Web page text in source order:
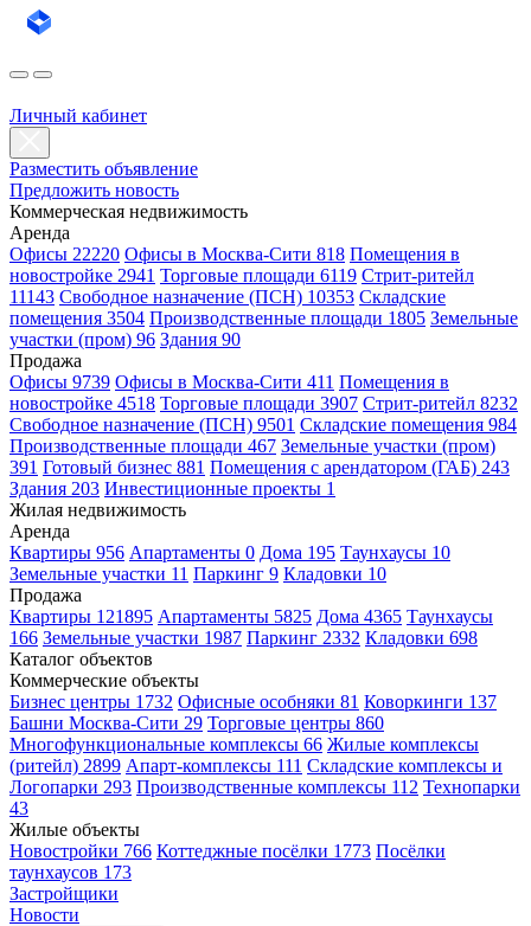
Личный кабинет
Разместить объявление
Предложить новость
Коммерческая недвижимость
Аренда
Офисы 22220 Офисы в Москва-Сити 818 Помещения в
новостройке 2941 Торговые площади 6119 Стрит-ритейл
11143 Свободное назначение (ПСН) 10353 Складские
помещения 3504 Производственные площади 1805 Земельные
участки (пром) 96 Здания 90
Продажа
Офисы 9739 Офисы в Москва-Сити 411 Помещения в
новостройке 4518 Торговые площади 3907 Стрит-ритейл 8232
Свободное назначение (ПСН) 9501 Складские помещения 984
Производственные площади 467 Земельные участки (пром)
391 Готовый бизнес 881 Помещения с арендатором (ГАБ) 243
Здания 203 Инвестиционные проекты 1
Жилая недвижимость
Аренда
Квартиры 956 Апартаменты 0 Дома 195 Таунхаусы 10
Земельные участки 11 Паркинг 9 Кладовки 10
Продажа
Квартиры 121895 Апартаменты 5825 Дома 4365 Таунхаусы
166 Земельные участки 1987 Паркинг 2332 Кладовки 698
Каталог объектов
Коммерческие объекты
Бизнес центры 1732 Офисные особняки 81 Коворкинги 137
Башни Москва-Сити 29 Торговые центры 860
Многофункциональные комплексы 66 Жилые комплексы
(ритейл) 2899 Апарт-комплексы 111 Складские комплексы и
Логопарки 293 Производственные комплексы 112 Технопарки
43
Жилые объекты
Новостройки 766 Коттеджные посёлки 1773 Посёлки
таунхаусов 173
Застройщики
Новости